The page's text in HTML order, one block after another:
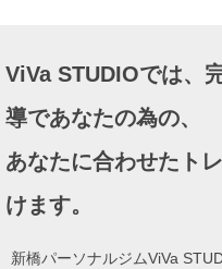
シ
ョ
ViVa STUDIOでは、
導であなたの為の、
あなたに合わせたト
けます。
新橋パーソナルジムViVa